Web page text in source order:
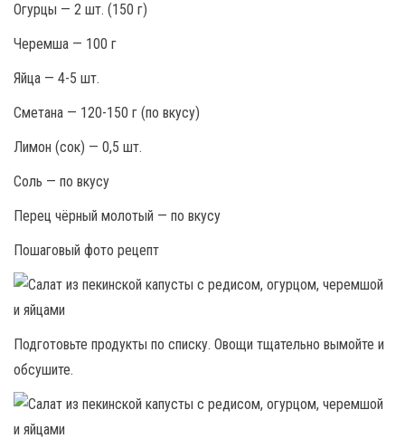
Огурцы — 2 шт. (150 г)
Черемша — 100 г
Яйца — 4-5 шт.
Сметана — 120-150 г (по вкусу)
Лимон (сок) — 0,5 шт.
Соль — по вкусу
Перец чёрный молотый — по вкусу
Пошаговый фото рецепт
Подготовьте продукты по списку. Овощи тщательно вымойте и
обсушите.